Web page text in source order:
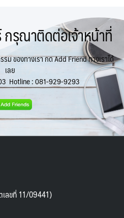
กรุณาติดต่อเจ้าหน้าที่
ม ของทางเรา กด Add Friend ทางเราได้
เลย
Hotline :081-929-9293
ลขที่ 11/09441)